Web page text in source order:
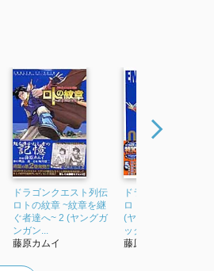
ドラゴンクエスト列伝
ロトの紋章 ~紋章を継
ぐ者達へ~ 2 (ヤングガ
ンガン...
藤原カムイ
ドラゴンクエスト列伝
ロトの紋章 完全版 1
(ヤングガンガンコミ
ックスデラ...
藤原カムイ